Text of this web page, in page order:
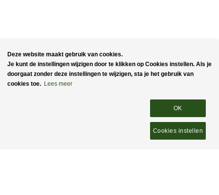
Deze website maakt gebruik van cookies.
Je kunt de instellingen wijzigen door te klikken op Cookies instellen. Als je
doorgaat zonder deze instellingen te wijzigen, sta je het gebruik van
cookies toe. Lees meer